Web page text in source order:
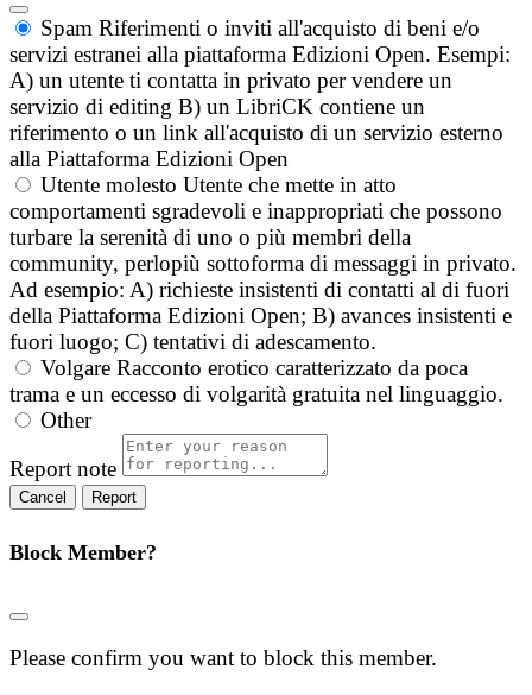
Spam Riferimenti o inviti all'acquisto di beni e/o
servizi estranei alla piattaforma Edizioni Open. Esempi:
A) un utente ti contatta in privato per vendere un
servizio di editing B) un LibriCK contiene un
riferimento o un link all'acquisto di un servizio esterno
alla Piattaforma Edizioni Open
Utente molesto Utente che mette in atto
comportamenti sgradevoli e inappropriati che possono
turbare la serenità di uno o più membri della
community, perlopiù sottoforma di messaggi in privato.
Ad esempio: A) richieste insistenti di contatti al di fuori
della Piattaforma Edizioni Open; B) avances insistenti e
fuori luogo; C) tentativi di adescamento.
Volgare Racconto erotico caratterizzato da poca
trama e un eccesso di volgarità gratuita nel linguaggio.
Other
Report note
Report
Block Member?
Please confirm you want to block this member.